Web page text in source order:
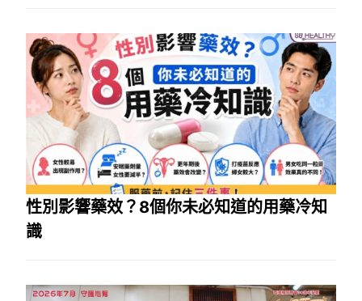
性別影響藥效？8個你未必知道的用藥冷知
識